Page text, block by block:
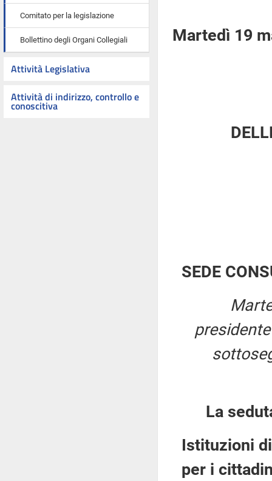
Comitato per la legislazione
Bollettino degli Organi Collegiali
Attività Legislativa
Attività di indirizzo, controllo e
conoscitiva
Martedì 19
SEDE
La
Istituzioni
per i